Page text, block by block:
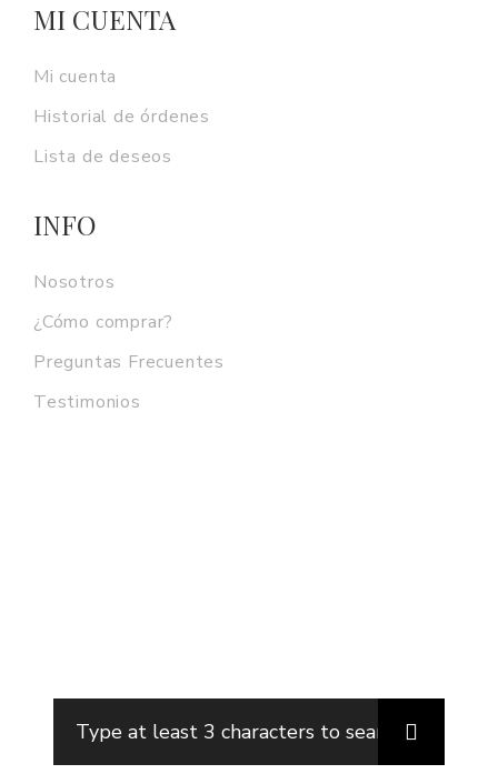
MI CUENTA
Mi cuenta
Historial de órdenes
Lista de deseos
INFO
Nosotros
¿Cómo comprar?
Preguntas Frecuentes
Testimonios